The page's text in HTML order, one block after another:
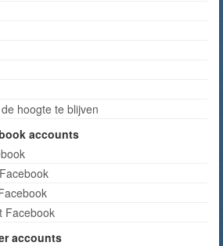
hoogte te blijven
accounts
Facebook
accounts